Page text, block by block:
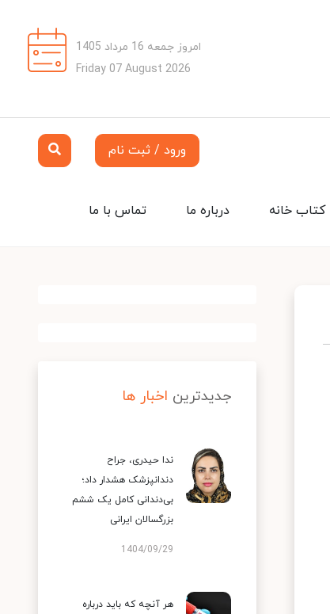
امروز جمعه 16 مرداد 1405
Friday 07 August 2026
ورود / ثبت نام
تماس با ما درباره ما کتاب خانه
جدیدترین اخبار ها
ندا حیدری، جراح
دندانپزشک هشدار داد؛
بی‌دندانی کامل یک ششم
بزرگسالان ایرانی
1404/09/29
هر آنچه که باید درباره